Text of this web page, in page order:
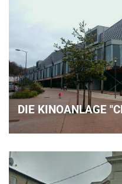
DIE KINOANLAGE